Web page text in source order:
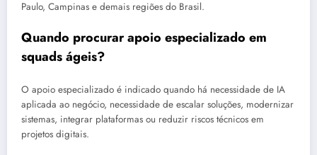
Paulo, Campinas e demais regiões do Brasil.
Quando procurar apoio especializado em
squads ágeis?
O apoio especializado é indicado quando há necessidade de IA
aplicada ao negócio, necessidade de escalar soluções, modernizar
sistemas, integrar plataformas ou reduzir riscos técnicos em
projetos digitais.